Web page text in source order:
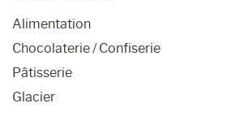
Alimentation
Chocolaterie / Confiserie
Pâtisserie
Glacier